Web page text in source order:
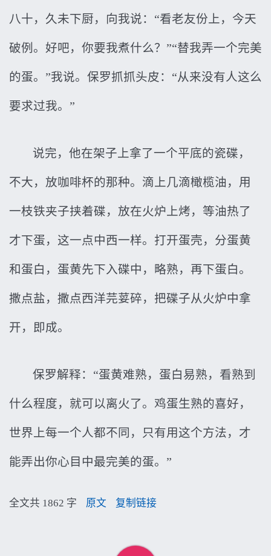
八十，久未下厨，向我说：“看老友份上，今天
破例。好吧，你要我煮什么？”“替我弄一个完美
的蛋。”我说。保罗抓抓头皮：“从来没有人这么
要求过我。”
说完，他在架子上拿了一个平底的瓷碟，
不大，放咖啡杯的那种。滴上几滴橄榄油，用
一枝铁夹子挟着碟，放在火炉上烤，等油热了
才下蛋，这一点中西一样。打开蛋壳，分蛋黄
和蛋白，蛋黄先下入碟中，略熟，再下蛋白。
撒点盐，撒点西洋芫荽碎，把碟子从火炉中拿
开，即成。
保罗解释：“蛋黄难熟，蛋白易熟，看熟到
什么程度，就可以离火了。鸡蛋生熟的喜好，
世界上每一个人都不同，只有用这个方法，才
能弄出你心目中最完美的蛋。”
全文共 1862 字 原文 复制链接